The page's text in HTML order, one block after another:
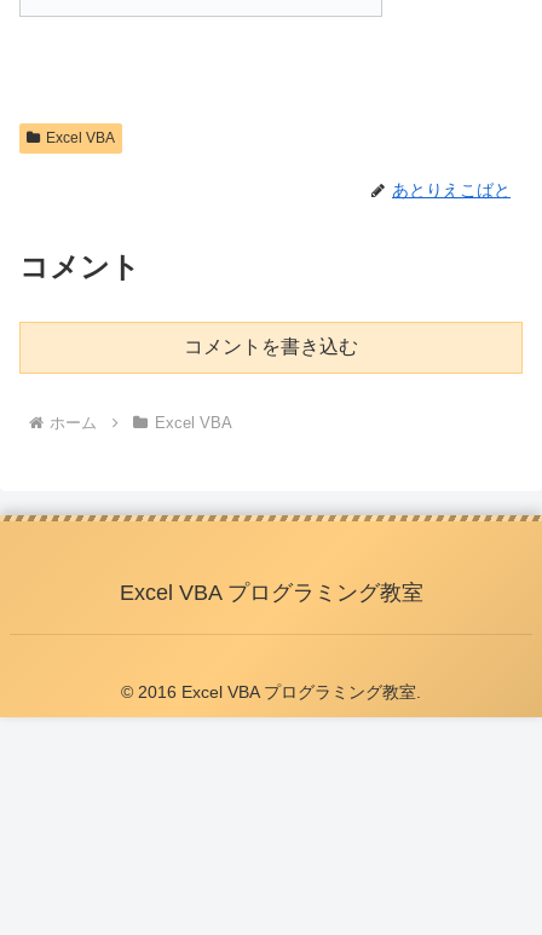
Excel VBA
あとりえこばと
コメント
コメントを書き込む
ホーム Excel VBA
Excel VBA プログラミング教室
© 2016 Excel VBA プログラミング教室.